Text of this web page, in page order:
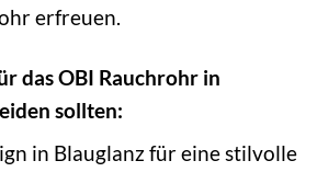
erfreuen.
das OBI Rauchrohr in
sollten:
in Blauglanz für eine stilvolle